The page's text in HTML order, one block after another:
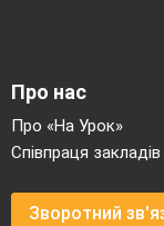
Про нас
Про «На Урок»
Співпраця закладів
Зворотний